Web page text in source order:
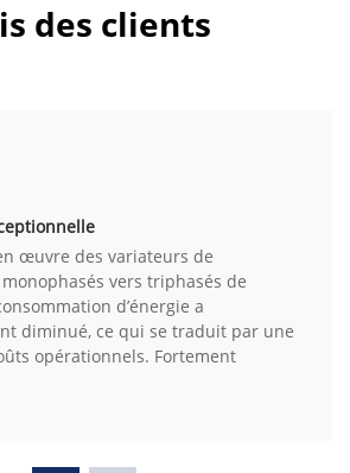
des clients
œuvre des variateurs de
vers triphasés de
d’énergie a
diminué, ce qui se traduit par une
opérationnels. Fortement